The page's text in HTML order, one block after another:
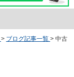
> ブログ記事一覧 > 中古